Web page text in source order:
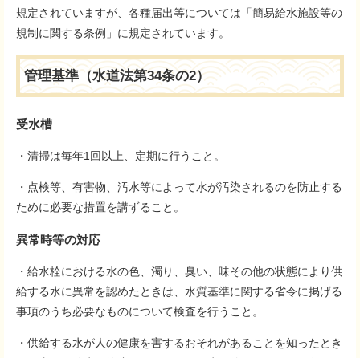
規定されていますが、各種届出等については「簡易給水施設等の
規制に関する条例」に規定されています。
管理基準（水道法第34条の2）
受水槽
・清掃は毎年1回以上、定期に行うこと。
・点検等、有害物、汚水等によって水が汚染されるのを防止する
ために必要な措置を講ずること。
異常時等の対応
​・給水栓における水の色、濁り、臭い、味その他の状態により供
給する水に異常を認めたときは、水質基準に関する省令に掲げる
事項のうち必要なものについて検査を行うこと。
・供給する水が人の健康を害するおそれがあることを知ったとき